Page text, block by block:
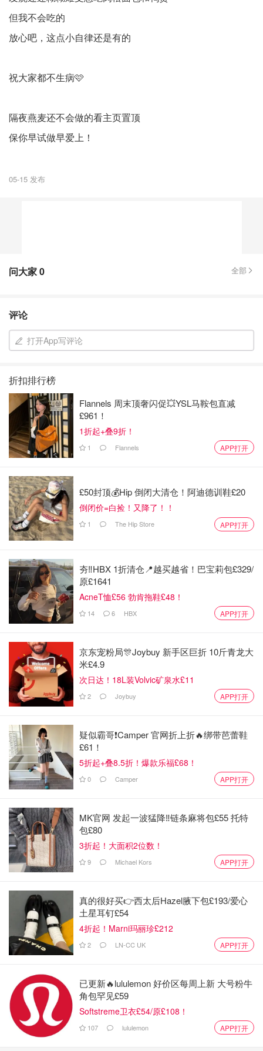
但我不会吃的
放心吧，这点小自律还是有的
祝大家都不生病🩷
隔夜燕麦还不会做的看主页置顶
保你早试做早爱上！
05-15 发布
问大家0 全部
评论
打开App写评论
折扣排行榜
Flannels 周末顶奢闪促💥YSL马鞍包直减
£961！
1折起+叠9折！
1 Flannels APP打开
£50封顶💰Hip 倒闭大清仓！阿迪德训鞋£20
倒闭价=白捡！又降了！！
1 The Hip Store APP打开
夯‼️HBX 1折清仓📍越买越省！巴宝莉包£329/
原£1641
AcneT恤£56 勃肯拖鞋£48！
14 6 HBX APP打开
京东宠粉局🎊Joybuy 新手区巨折 10斤青龙大
米£4.9
次日达！18L装Volvic矿泉水£11
2 Joybuy APP打开
疑似霸哥❗️Camper 官网折上折🔥绑带芭蕾鞋
£61！
5折起+叠8.5折！爆款乐福£68！
0 Camper APP打开
MK官网 发起一波猛降‼️链条麻将包£55 托特
包£80
3折起！大面积2位数！
9 Michael Kors APP打开
真的很好买👉西太后Hazel腋下包£193/爱心
土星耳钉£54
4折起！Marni玛丽珍£212
2 LN-CC UK APP打开
已更新🔥lululemon 好价区每周上新 大号粉牛
角包罕见£59
Softstreme卫衣£54/原£108！
107 lululemon APP打开